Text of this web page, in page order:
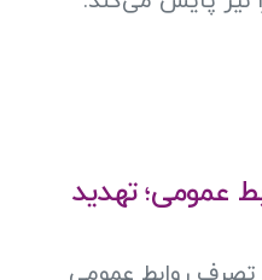
عمومی؛ تهدید